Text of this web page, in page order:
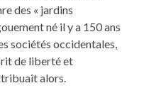
des « jardins
né il y a 150 ans
sociétés occidentales,
de liberté et
alors.